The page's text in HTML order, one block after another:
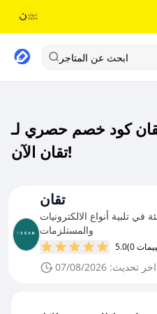
ابحث عن المتاجر
كود خصم حصري لـ
تقان الآن!
تقان
تلبية أنواع الالكترونيات
والمستلزمات
5.0
اخر تحديث: 07/08/2026